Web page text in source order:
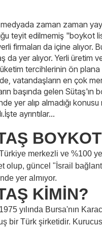
zaman zaman
teyit edilmemiş "boykot
firmaları da içine alıyor.
da yer alıyor. Yerli üretim
tercihlerinin ön plana
vatandaşların en çok
başında gelen Sütaş'ın
yer alıp almadığı
ayrıntılar...
merkezli ve %100
olup, güncel "İsrail
yer almıyor.
KİMİN?
yılında Bursa'nın
bir Türk şirketidir.